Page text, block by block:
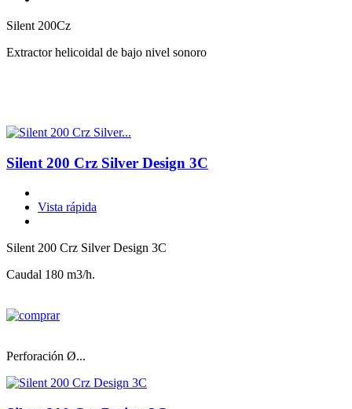
Silent 200Cz
Extractor helicoidal de bajo nivel sonoro
Silent 200 Crz Silver Design 3C
Vista rápida
Silent 200 Crz Silver Design 3C
Caudal 180 m3/h.
Perforación Ø...